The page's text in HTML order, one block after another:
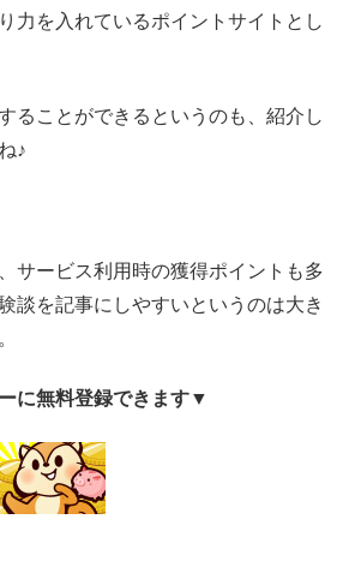
力を入れているポイントサイトとし
ることができるというのも、紹介し
♪
サービス利用時の獲得ポイントも多
談を記事にしやすいというのは大き
に無料登録できます▼